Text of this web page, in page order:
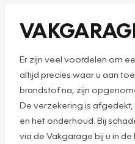
Er zijn veel voordelen om
altijd precies waar u aan
brandstof na, zijn
De verzekering is
en het onderhoud. Bij
via de Vakgarage bij u in de